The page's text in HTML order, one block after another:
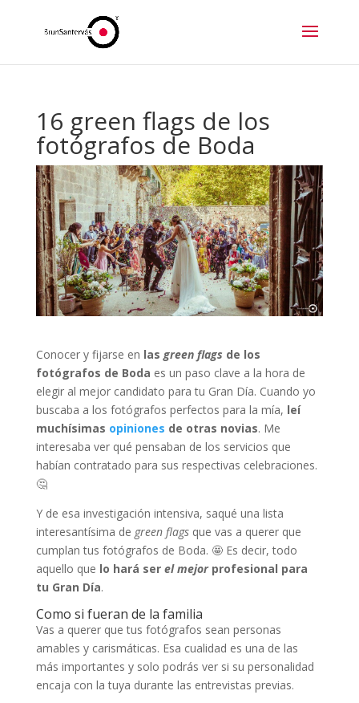
16 green flags de los
fotógrafos de Boda
Conocer y fijarse en las green flags de los
fotógrafos de Boda es un paso clave a la hora de
elegir al mejor candidato para tu Gran Día. Cuando yo
buscaba a los fotógrafos perfectos para la mía, leí
muchísimas opiniones de otras novias. Me
interesaba ver qué pensaban de los servicios que
habían contratado para sus respectivas celebraciones.
🤔
Y de esa investigación intensiva, saqué una lista
interesantísima de green flags que vas a querer que
cumplan tus fotógrafos de Boda. 🤩 Es decir, todo
aquello que lo hará ser el mejor profesional para
tu Gran Día.
Como si fueran de la familia
Vas a querer que tus fotógrafos sean personas
amables y carismáticas. Esa cualidad es una de las
más importantes y solo podrás ver si su personalidad
encaja con la tuya durante las entrevistas previas.